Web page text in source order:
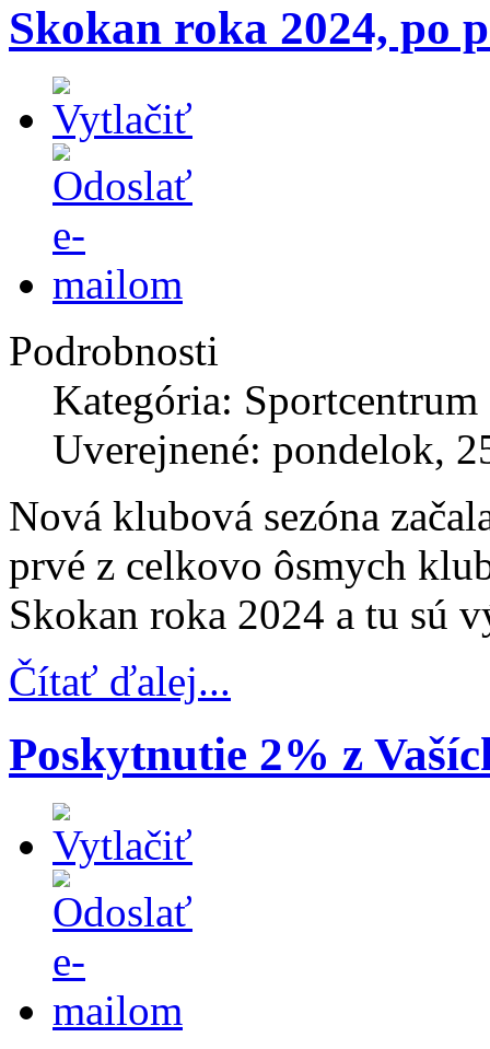
Skokan roka 2024, po
Podrobnosti
Kategória: Sportcentrum
Uverejnené: pondelok,
Nová klubová sezóna
prvé z celkovo ôsmych
Skokan roka 2024 a tu sú
Čítať ďalej...
Poskytnutie 2% z